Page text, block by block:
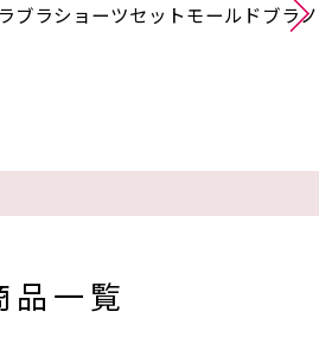
ブラショーツセットモールドブラ
品一覧